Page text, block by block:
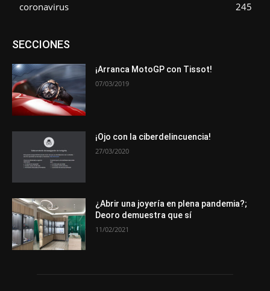
coronavirus
245
SECCIONESAsociaciones
Novedades
Opiniones Premios Secciones
¡Arranca MotoGP con Tissot!
07/03/2019
¡Ojo con la ciberdelincuencia!
27/03/2020
¿Abrir una joyería en plena pandemia?;
Deoro demuestra que sí
11/02/2021